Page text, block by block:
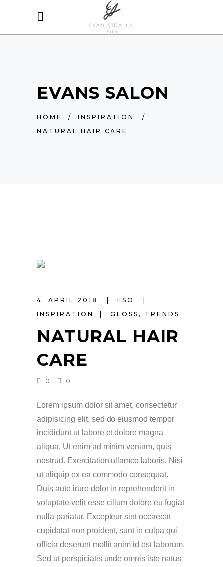
EVANS SALON
HOME / INSPIRATION
/
NATURAL HAIR CARE
4. APRIL 2018
FSO
INSPIRATION
GLOSS , TRENDS
NATURAL HAIR
CARE
0 0
Lorem ipsum dolor sit amet, consectetur
adipisicing elit, sed do eiusmod tempor
incididunt ut labore et dolore magna
aliqua. Ut enim ad minim veniam, quis
nostrud. Exercitation ullamco laboris. Nisi
ut aliquip ex ea commodo consequat.
Duis aute irure dolor in reprehenderit in
voluptate velit esse cillum dolore eu fugiat
nulla pariatur. Excepteur sint occaecat
cupidatat non proident, sunt in culpa qui
officia deserunt mollit anim id est laborum.
Sed ut perspiciatis unde omnis iste natus